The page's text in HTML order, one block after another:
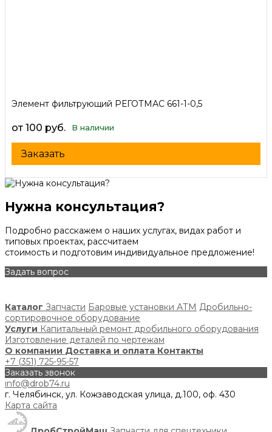
Элемент фильтрующий РЕГОТМАС 661-1-0,5
от 100 руб. В наличии
Заказать
Нужна консультация?
Подробно расскажем о наших услугах, видах работ и
типовых проектах, рассчитаем
стоимость и подготовим индивидуальное предложение!
Задать вопрос
Каталог Запчасти Баровые установки АТМ Дробильно-
сортировочное оборудование
Услуги Капитальный ремонт дробильного оборудования
Изготовление деталей по чертежам
О компании Доставка и оплата Контакты
+7 (351) 725-95-57
Заказать звонок
info@drob74.ru
г. Челябинск, ул. Кожзаводская улица, д.100, оф. 430
Карта сайта